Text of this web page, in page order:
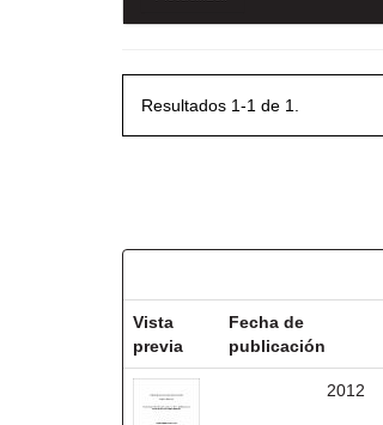
Resultados 1-1 de 1.
Vista
previa
Fecha de
publicación
2012